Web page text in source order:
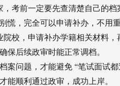
，考前一定要先查清楚自己的
慌，完全可以申请补办，不用
院校，申请补办学籍相关材料
保后续政审时能正常调档。
案问题，才能避免 “笔试面试
能顺利通过政审，成功上岸。